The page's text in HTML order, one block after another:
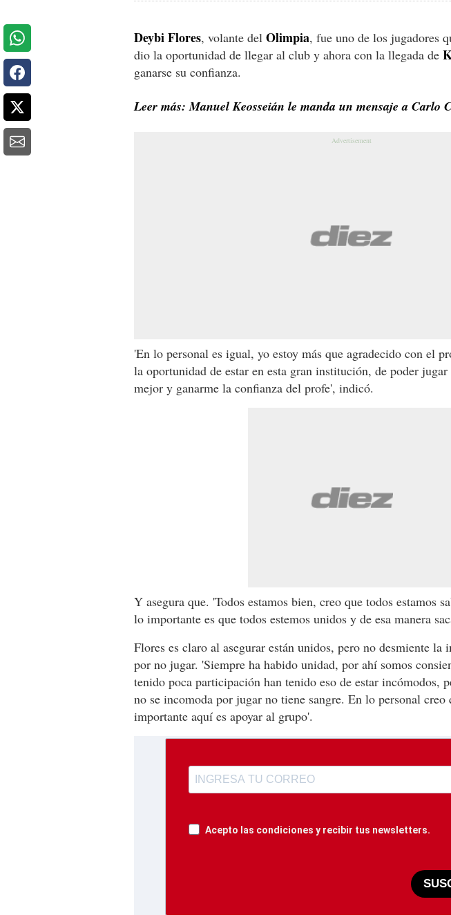
Deybi Flores, volante del Olimpia, fue uno de los jugadores
dio la oportunidad de llegar al club y ahora con la llegada de
ganarse su confianza.
Leer más: Manuel Keosseián le manda un mensaje a Carlo
'En lo personal es igual, yo estoy más que agradecido con el
la oportunidad de estar en esta gran institución, de poder
mejor y ganarme la confianza del profe', indicó.
Y asegura que. 'Todos estamos bien, creo que todos estamos
lo importante es que todos estemos unidos y de esa manera
Flores es claro al asegurar están unidos, pero no desmiente la
por no jugar. 'Siempre ha habido unidad, por ahí somos
tenido poca participación han tenido eso de estar incómodos,
no se incomoda por jugar no tiene sangre. En lo personal
importante aquí es apoyar al grupo'.
Acepto las condiciones y recibir tus newsletters.